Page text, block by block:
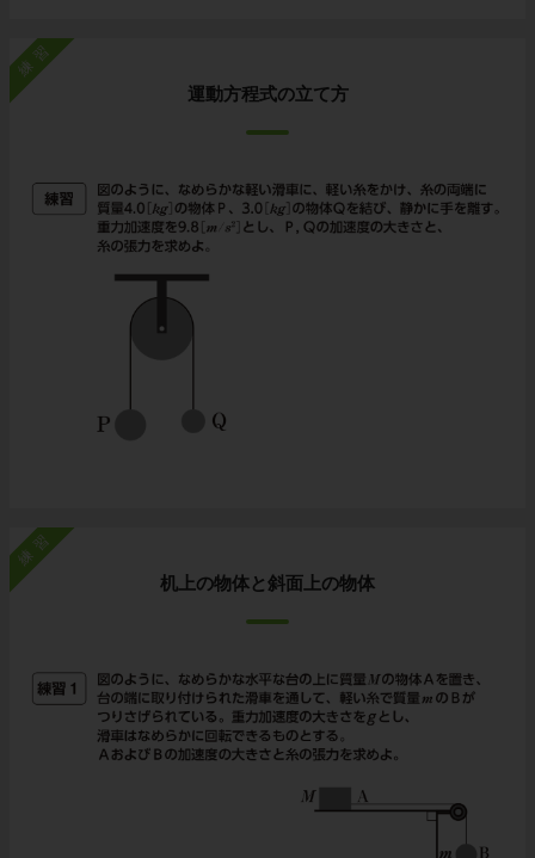
練習
運動方程式の立て方
練習
机上の物体と斜面上の物体